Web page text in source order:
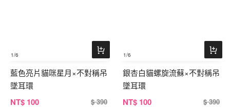
1/6
藍色亮片貓咪星月×不對稱吊
墜耳環
NT$ 100 $ 390
1/6
銀杏白貓螺旋流蘇×不對稱吊
墜耳環
NT$ 100 $ 390